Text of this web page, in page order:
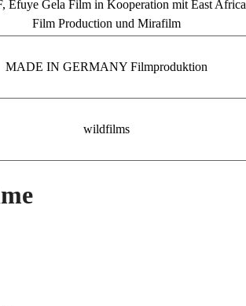
Efuye Gela Film in Kooperation mit East Africa
Film Production und Mirafilm
MADE IN GERMANY Filmproduktion
wildfilms